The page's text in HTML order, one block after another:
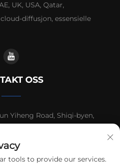
UK, USA, Qatar,
diffusjon, essensielle
OSS
Yiheng Road, Shiqi-byen,
13192436782
tools to provide our services.